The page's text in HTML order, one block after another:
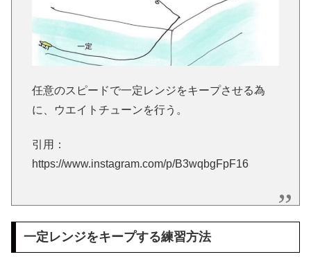
任意のスピードで一定レンジをキープさせる為
に、ウエイトチューンを行う。
引用：
https://www.instagram.com/p/B3wqbgFpF16
一定レンジをキープする練習方法